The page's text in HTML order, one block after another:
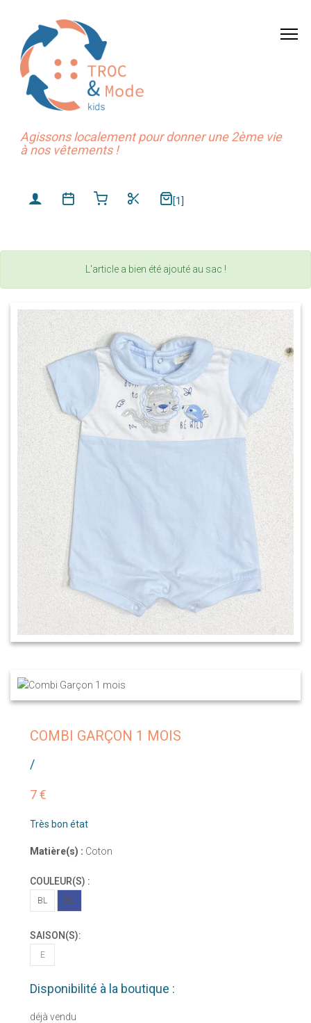
Agissons localement pour donner une 2ème vie
à nos vêtements !
[1]
L'article a bien été ajouté au sac !
COMBI GARÇON 1 MOIS
/
7 €
Très bon état
Matière(s) : Coton
COULEUR(S) :
BL BL
SAISON(S):
E
Disponibilité à la boutique :
déjà vendu